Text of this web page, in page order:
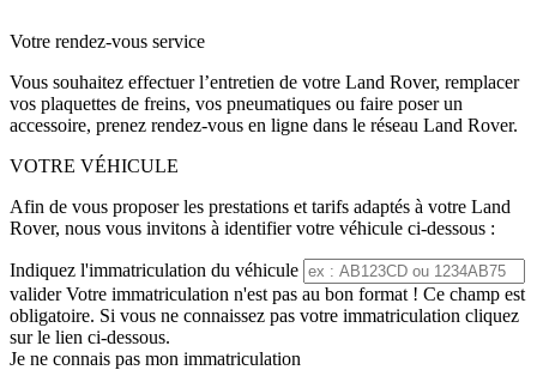
Votre rendez-vous service
Vous souhaitez effectuer l’entretien de votre Land Rover, remplacer
vos plaquettes de freins, vos pneumatiques ou faire poser un
accessoire, prenez rendez-vous en ligne dans le réseau Land Rover.
VOTRE VÉHICULE
Afin de vous proposer les prestations et tarifs adaptés à votre Land
Rover, nous vous invitons à identifier votre véhicule ci-dessous :
Indiquez l'immatriculation du véhicule
valider Votre immatriculation n'est pas au bon format ! Ce champ est
obligatoire. Si vous ne connaissez pas votre immatriculation cliquez
sur le lien ci-dessous.
Je ne connais pas mon immatriculation